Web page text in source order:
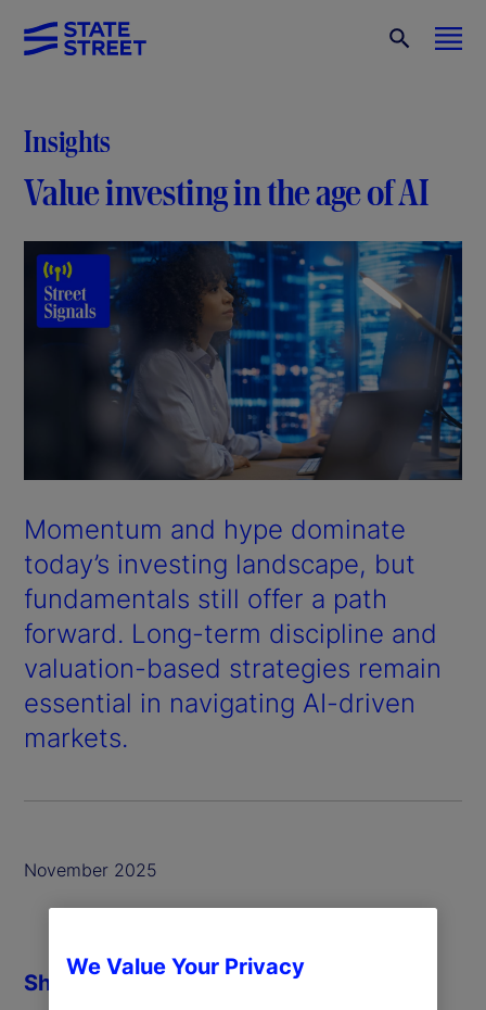
Insights
Value investing in the age of AI
Momentum and hype dominate
today’s investing landscape, but
fundamentals still offer a path
forward. Long-term discipline and
valuation-based strategies remain
essential in navigating AI-driven
markets.
November 2025
Share
We Value Your Privacy